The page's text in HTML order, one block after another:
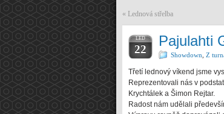
« Lednová střelba
LED
22
Pajulahti
Showdown Z
Třetí lednový víkend jsme
Reprezentovali nás v
Krychtálek a Šimon Rejtar.
Radost nám udělali